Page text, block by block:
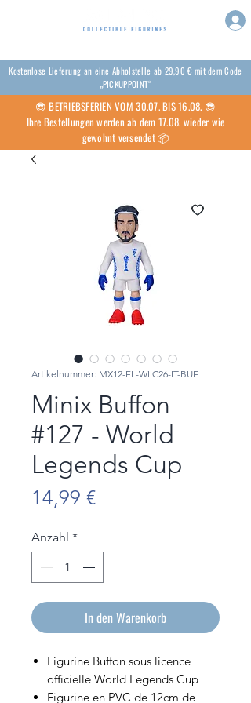
Kostenlose Lieferung an eine Abholstelle ab 29,90 € mit dem Code
„PICKUPPOINT“
😎 BETRIEBSFERIEN VOM 30.07. BIS 16.08. 😎
Ihre Bestellungen werden ab dem 17.08. wieder wie
gewohnt versendet 📦
Artikelnummer: MX12-FL-WLC26-IT-BUF
Minix Buffon
#127 - World
Legends Cup
14,99 €Preis
Anzahl *
In den Warenkorb
Figurine Buffon sous licence
officielle World Legends Cup
Figurine en PVC de 12cm de